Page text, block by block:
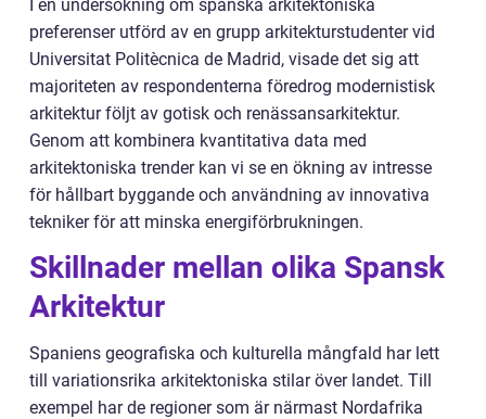
I en undersökning om spanska arkitektoniska
preferenser utförd av en grupp arkitekturstudenter vid
Universitat Politècnica de Madrid, visade det sig att
majoriteten av respondenterna föredrog modernistisk
arkitektur följt av gotisk och renässansarkitektur.
Genom att kombinera kvantitativa data med
arkitektoniska trender kan vi se en ökning av intresse
för hållbart byggande och användning av innovativa
tekniker för att minska energiförbrukningen.
Skillnader mellan olika Spansk
Arkitektur
Spaniens geografiska och kulturella mångfald har lett
till variationsrika arkitektoniska stilar över landet. Till
exempel har de regioner som är närmast Nordafrika